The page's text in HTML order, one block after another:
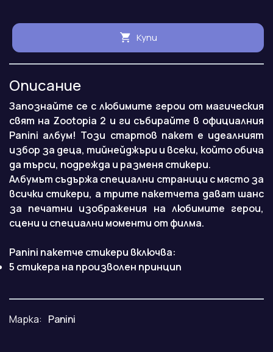
Купи
Описание
Запознайте се с любимите герои от магическия
свят на Zootopia 2 и ги събирайте в официалния
Panini албум! Този стартов пакет е идеалният
избор за деца, тийнейджъри и всеки, който обича
да търси, подрежда и разменя стикери.
Албумът съдържа специални страници с място за
всички стикери, а трите пакетчета дават шанс
за печатни изображения на любимите герои,
сцени и специални моменти от филма.
Panini пакетче стикери включва:
5 стикера на произволен принцип
Марка: Panini